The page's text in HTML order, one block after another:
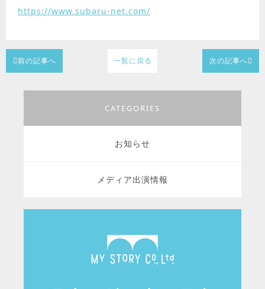
https://www.subaru-net.com/
一覧に戻る
前の記事へ 次の記事へ
CATEGORIES
お知らせ
メディア出演情報